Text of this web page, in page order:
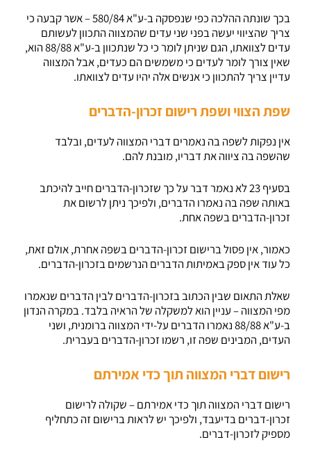
בכך שונתה ההלכה כפי שנפסקה ב-ע"א 580/84 – אשר קבעה כי
צריך שהציווי יעשה בפני שני עדים שהמצווה התכוון לעשותם
עדים לצוואתו, הגם שניתן לומר כי כל שנתכוון ב-ע"א 88/88 הוא,
שאין צורך לומר לעדים כי משמשים הם כעדים, אבל המצווה
עדיין צריך להתכוון כי אנשים אלה יהיו עדים לצוואתו.
שפת הצווי ושפת רישום זכרון-הדברים
אין נפקות לשפה בה נאמרים דברי המצווה לעדים, ובלבד
שהשפה בה ציווה את דבריו, מובנת להם.
בסעיף 23 לא נאמר דבר על כך שזכרון-הדברים חייב להיכתב
באותה שפה בה נאמרו הדברים, ולפיכך ניתן לרשום את
זכרון-הדברים בשפה אחת.
כאמור, אין פסול ברישום זכרון-הדברים בשפה אחרת, אולם זאת,
כל עוד אין ספק באמיתות הדברים הנרשמים בזכרון-הדברים.
שאלת התאום שבין הכתוב בזכרון-הדברים לבין הדברים שנאמרו
מפי המצווה – עניין הוא למשקלה של הראיה בלבד. במקרה הנדון
ב-ע"א 88/88 נאמרו הדברים על-ידי המצווה ברומנית, ושני
העדים, המבינים שפה זו, רשמו זכרון-הדברים בעברית.
רישום דברי המצווה תוך כדי אמירתם
רישום דברי המצווה תוך כדי אמירתם – שקולה לרישום
זכרון-דברים בדיעבד, ולפיכך יש לראות ברישום זה כתחליף
מספיק לזכרון-דברים.